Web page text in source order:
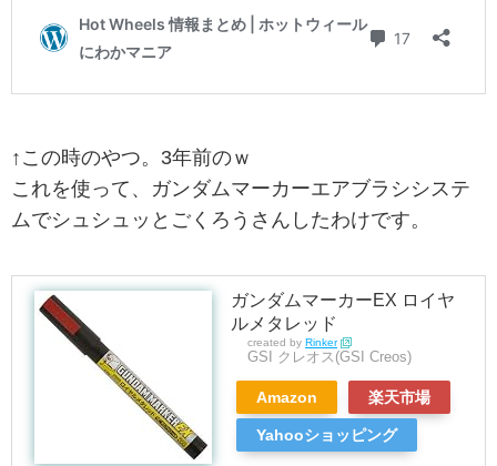
↑この時のやつ。3年前のｗ
これを使って、ガンダムマーカーエアブラシシステ
ムでシュシュッとごくろうさんしたわけです。
ガンダムマーカーEX ロイヤ
ルメタレッド
created by Rinker
GSI クレオス(GSI Creos)
Amazon 楽天市場
Yahooショッピング